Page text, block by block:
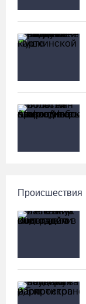
07.08.26 / 08:49
Происшествия